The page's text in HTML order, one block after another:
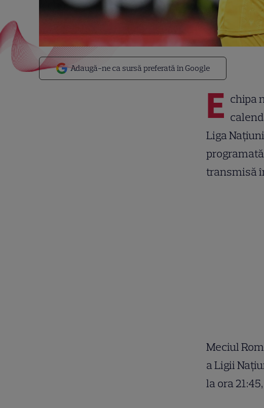
Adaugă-ne ca sursă preferată în Google
E chipa
Liga
transmisă
Meciul
a Ligii
la ora